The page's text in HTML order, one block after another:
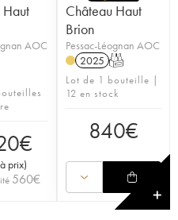
AOC
€
prix)
560€
Château Haut
Brion
Pessac-Léognan AOC
2025 T
Lot de 1 bouteille |
12 en stock
840€
✕